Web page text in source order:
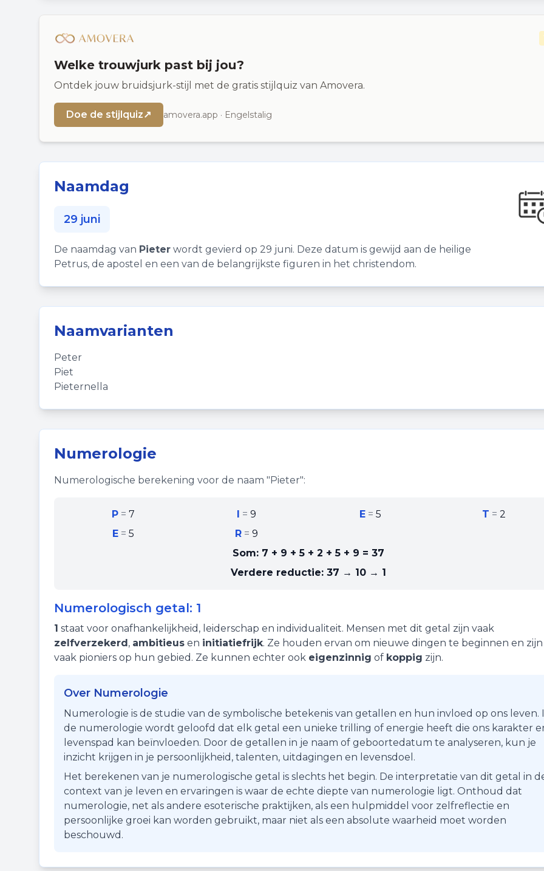
Welke trouwjurk past bij jou?
Ontdek jouw bruidsjurk-stijl met de gratis stijlquiz van Amovera.
Doe de stijlquiz↗ amovera.app · Engelstalig
Naamdag
29 juni
De naamdag van Pieter wordt gevierd op 29 juni. Deze datum is gewijd aan de heilige
Petrus, de apostel en een van de belangrijkste figuren in het christendom.
Naamvarianten
Peter
Piet
Pieternella
Numerologie
Numerologische berekening voor de naam "Pieter":
P= 7 I =9 E= 5 T = 2
E= 5 R =9
Som: 7 + 9 + 5 + 2 + 5 + 9 = 37
Verdere reductie: 37 → 10 → 1
Numerologisch getal: 1
1 staat voor onafhankelijkheid , leiderschap en individualiteit. Mensen met dit getal zijn vaak
zelfverzekerd, ambitieus en initiatiefrijk. Ze houden ervan om nieuwe dingen te beginnen en zijn
vaak pioniers op hun gebied. Ze kunnen echter ook eigenzinnig of koppig zijn.
Over Numerologie
Numerologie is de studie van de symbolische betekenis van getallen en hun invloed op ons leven.
de numerologie wordt geloofd dat elk getal een unieke trilling of energie heeft die ons karakter
levenspad kan beïnvloeden. Door de getallen in je naam of geboortedatum te analyseren, kun je
inzicht krijgen in je persoonlijkheid, talenten, uitdagingen en levensdoel.
Het berekenen van je numerologische getal is slechts het begin. De interpretatie van dit getal in
context van je leven en ervaringen is waar de echte diepte van numerologie ligt. Onthoud dat
numerologie, net als andere esoterische praktijken, als een hulpmiddel voor zelfreflectie en
persoonlijke groei kan worden gebruikt, maar niet als een absolute waarheid moet worden
beschouwd.